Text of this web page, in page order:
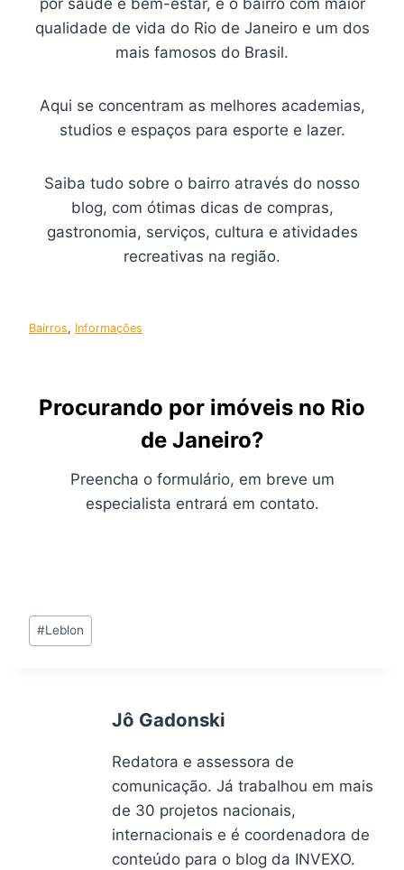
qualidade de vida do Rio de Janeiro e um dos
mais famosos do Brasil.
Aqui se concentram as melhores academias,
studios e espaços para esporte e lazer.
Saiba tudo sobre o bairro através do nosso
blog, com ótimas dicas de compras,
gastronomia, serviços, cultura e atividades
recreativas na região.
Bairros, Informações
Procurando por imóveis no Rio
de Janeiro?
Preencha o formulário, em breve um
especialista entrará em contato.
Tags
do
#Leblon
Jô Gadonski
Redatora e assessora de
comunicação. Já trabalhou em mais
de 30 projetos nacionais,
internacionais e é coordenadora de
conteúdo para o blog da INVEXO.